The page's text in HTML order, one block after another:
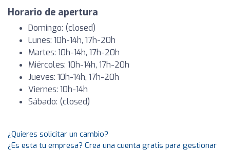
Horario de apertura
Domingo: (closed)
Lunes: 10h-14h, 17h-20h
Martes: 10h-14h, 17h-20h
Miércoles: 10h-14h, 17h-20h
Jueves: 10h-14h, 17h-20h
Viernes: 10h-14h
Sábado: (closed)
¿Quieres solicitar un cambio?
¿Es esta tu empresa? Crea una cuenta gratis para gestionar